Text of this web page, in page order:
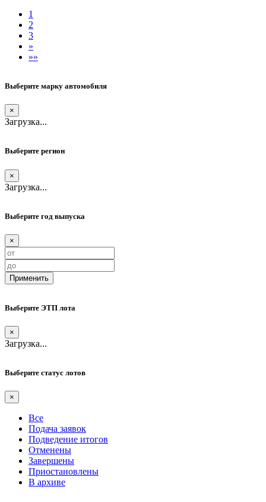
1
2
3
»
»»
Выберите марку автомобиля
×
Загрузка...
Выберите регион
×
Загрузка...
Выберите год выпуска
×
Применить
Выберите ЭТП лота
×
Загрузка...
Выберите статус лотов
×
Все
Подача заявок
Подведение итогов
Отменены
Завершены
Приостановлены
В архиве